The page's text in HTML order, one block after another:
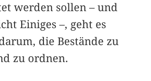
werden sollen – und
Einiges –, geht es
die Bestände zu
zu ordnen.